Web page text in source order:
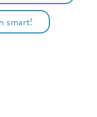
smart!